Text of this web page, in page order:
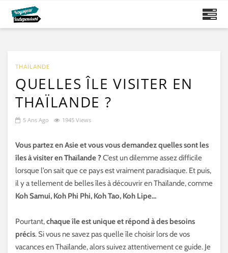
THAÏLANDE
QUELLES ÎLE VISITER EN
THAÏLANDE ?
5 Ans Ago 1945 Views
Vous partez en Asie et vous vous demandez quelles sont les
îles à visiter en Thaïlande ?C’est un dilemme assez difficile
lorsque l’on sait que ce pays est vraiment paradisiaque. Et puis,
il y a tellement de belles îles à découvrir en Thaïlande, comme
Koh Samui, Koh Phi Phi, Koh Tao, Koh Lipe…
Pourtant,chaque île est unique et répond à des besoins
précis. Si vous ne savez pas quelle île choisir lors de vos
vacances en Thaïlande, alors suivez attentivement ce guide. Je